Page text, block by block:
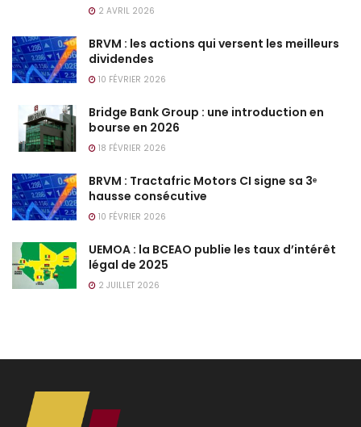
2 AVRIL 2026
BRVM : les actions qui versent les meilleurs
dividendes
10 FÉVRIER 2026
Bridge Bank Group : une introduction en
bourse en 2026
18 FÉVRIER 2026
BRVM : Tractafric Motors CI signe sa 3ᵉ
hausse consécutive
10 FÉVRIER 2026
UEMOA : la BCEAO publie les taux d’intérêt
légal de 2025
2 JUILLET 2026